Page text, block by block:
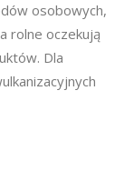
osobowych,
rolne oczekują
Dla